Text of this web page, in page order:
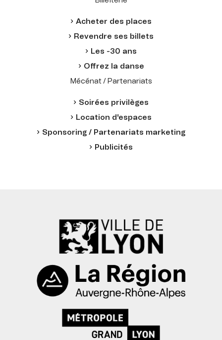
Acheter des places
Revendre ses billets
Les -30 ans
Offrez la danse
Mécénat / Partenariats
Soirées privilèges
Location d'espaces
Sponsoring / Partenariats marketing
Publicités